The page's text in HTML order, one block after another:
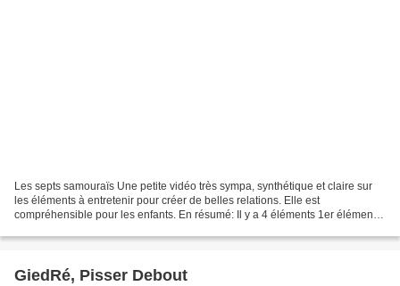
Les septs samouraïs Une petite vidéo très sympa, synthétique et claire sur
les éléments à entretenir pour créer de belles relations. Elle est
compréhensible pour les enfants. En résumé: Il y a 4 éléments 1er élément :
GiedRé, Pisser Debout